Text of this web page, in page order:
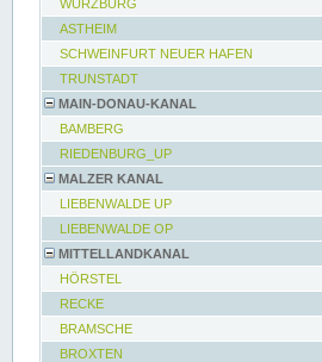
WÜRZBURG
ASTHEIM
SCHWEINFURT NEUER HAFEN
TRUNSTADT
MAIN-DONAU-KANAL
BAMBERG
RIEDENBURG_UP
MALZER KANAL
LIEBENWALDE UP
LIEBENWALDE OP
MITTELLANDKANAL
HÖRSTEL
RECKE
BRAMSCHE
BROXTEN